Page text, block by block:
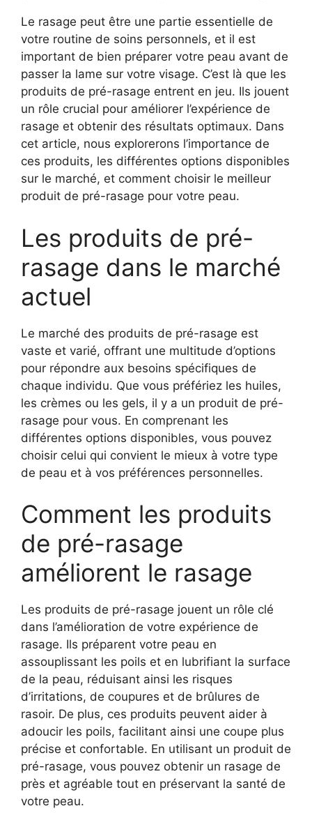
Le rasage peut être une partie essentielle de
votre routine de soins personnels, et il est
important de bien préparer votre peau avant de
passer la lame sur votre visage. C’est là que les
produits de pré-rasage entrent en jeu. Ils jouent
un rôle crucial pour améliorer l’expérience de
rasage et obtenir des résultats optimaux. Dans
cet article, nous explorerons l’importance de
ces produits, les différentes options disponibles
sur le marché, et comment choisir le meilleur
produit de pré-rasage pour votre peau.
Les produits de pré-
rasage dans le marché
actuel
Le marché des produits de pré-rasage est
vaste et varié, offrant une multitude d’options
pour répondre aux besoins spécifiques de
chaque individu. Que vous préfériez les huiles,
les crèmes ou les gels, il y a un produit de pré-
rasage pour vous. En comprenant les
différentes options disponibles, vous pouvez
choisir celui qui convient le mieux à votre type
de peau et à vos préférences personnelles.
Comment les produits
de pré-rasage
améliorent le rasage
Les produits de pré-rasage jouent un rôle clé
dans l’amélioration de votre expérience de
rasage. Ils préparent votre peau en
assouplissant les poils et en lubrifiant la surface
de la peau, réduisant ainsi les risques
d’irritations, de coupures et de brûlures de
rasoir. De plus, ces produits peuvent aider à
adoucir les poils, facilitant ainsi une coupe plus
précise et confortable. En utilisant un produit de
pré-rasage, vous pouvez obtenir un rasage de
près et agréable tout en préservant la santé de
votre peau.